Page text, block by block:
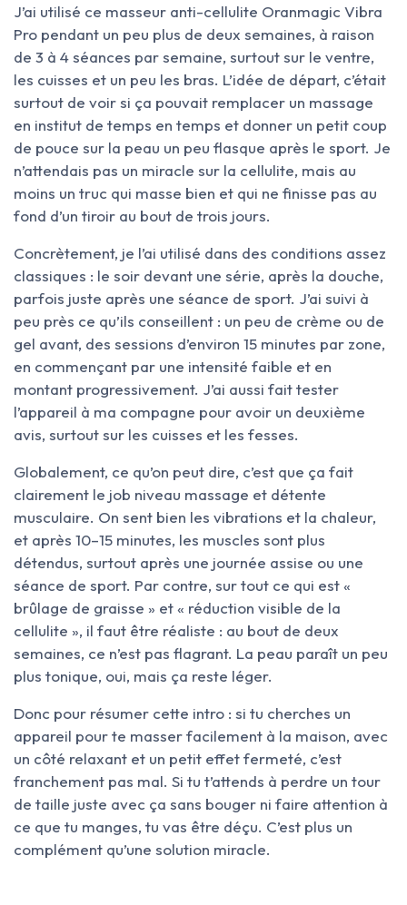
J’ai utilisé ce masseur anti-cellulite Oranmagic Vibra
Pro pendant un peu plus de deux semaines, à raison
de 3 à 4 séances par semaine, surtout sur le ventre,
les cuisses et un peu les bras. L’idée de départ, c’était
surtout de voir si ça pouvait remplacer un massage
en institut de temps en temps et donner un petit coup
de pouce sur la peau un peu flasque après le sport. Je
n’attendais pas un miracle sur la cellulite, mais au
moins un truc qui masse bien et qui ne finisse pas au
fond d’un tiroir au bout de trois jours.
Concrètement, je l’ai utilisé dans des conditions assez
classiques : le soir devant une série, après la douche,
parfois juste après une séance de sport. J’ai suivi à
peu près ce qu’ils conseillent : un peu de crème ou de
gel avant, des sessions d’environ 15 minutes par zone,
en commençant par une intensité faible et en
montant progressivement. J’ai aussi fait tester
l’appareil à ma compagne pour avoir un deuxième
avis, surtout sur les cuisses et les fesses.
Globalement, ce qu’on peut dire, c’est que ça fait
clairement le job niveau massage et détente
musculaire. On sent bien les vibrations et la chaleur,
et après 10–15 minutes, les muscles sont plus
détendus, surtout après une journée assise ou une
séance de sport. Par contre, sur tout ce qui est «
brûlage de graisse » et « réduction visible de la
cellulite », il faut être réaliste : au bout de deux
semaines, ce n’est pas flagrant. La peau paraît un peu
plus tonique, oui, mais ça reste léger.
Donc pour résumer cette intro : si tu cherches un
appareil pour te masser facilement à la maison, avec
un côté relaxant et un petit effet fermeté, c’est
franchement pas mal. Si tu t’attends à perdre un tour
de taille juste avec ça sans bouger ni faire attention à
ce que tu manges, tu vas être déçu. C’est plus un
complément qu’une solution miracle.